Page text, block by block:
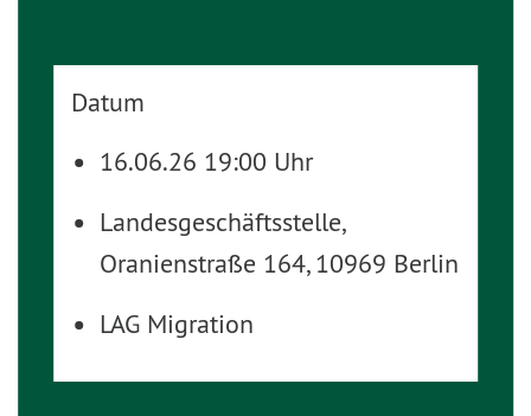
Datum
16.06.26 19:00 Uhr
Landesgeschäftsstelle,
Oranienstraße 164, 10969 Berlin
LAG Migration